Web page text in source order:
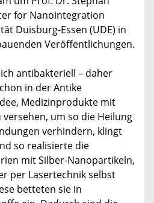
for Nanointegration
Duisburg-Essen (UDE) in
Veröffentlichungen.
antibakteriell – daher
in der Antike
Medizinprodukte mit
um so die Heilung
verhindern, klingt
so realisierte die
mit Silber-Nanopartikeln,
per Lasertechnik selbst
betteten sie in